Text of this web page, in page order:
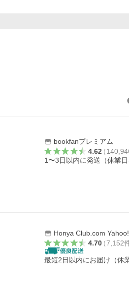
bookfanプレミアム
4.62（
1〜3日以内に発送（休業日
Honya Club.com
4.70（7,152
最短2日以内にお届け（休